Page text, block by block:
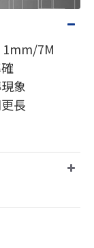
1mm/7M
象
長